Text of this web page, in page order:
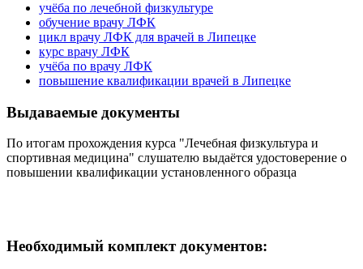
учёба по лечебной физкультуре
обучение врачу ЛФК
цикл врачу ЛФК для врачей в Липецке
курс врачу ЛФК
учёба по врачу ЛФК
повышение квалификации врачей в Липецке
Выдаваемые документы
По итогам прохождения курса "Лечебная физкультура и
спортивная медицина" слушателю выдаётся удостоверение о
повышении квалификации установленного образца
Необходимый комплект документов: